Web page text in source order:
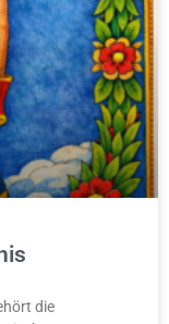
die